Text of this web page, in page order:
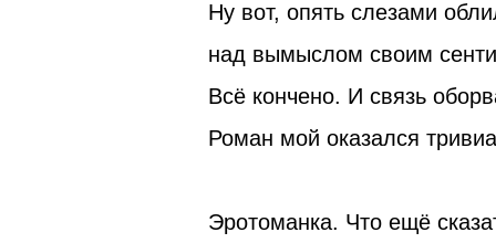
Ну вот, опять слезами
над вымыслом своим
Всё кончено. И связь
Роман мой оказался
Эротоманка. Что ещё